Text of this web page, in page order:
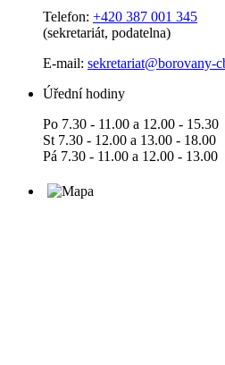
Telefon: +420 387 001 345
(sekretariát, podatelna)
E-mail: sekretariat@borovany-
Úřední hodiny
Po 7.30 - 11.00 a 12.00 - 15.30
St 7.30 - 12.00 a 13.00 - 18.00
Pá 7.30 - 11.00 a 12.00 - 13.00